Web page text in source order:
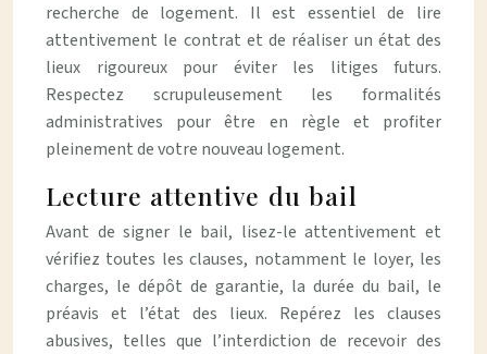
recherche de logement. Il est essentiel de lire
attentivement le contrat et de réaliser un état des
lieux rigoureux pour éviter les litiges futurs.
Respectez scrupuleusement les formalités
administratives pour être en règle et profiter
pleinement de votre nouveau logement.
Lecture attentive du bail
Avant de signer le bail, lisez-le attentivement et
vérifiez toutes les clauses, notamment le loyer, les
charges, le dépôt de garantie, la durée du bail, le
préavis et l’état des lieux. Repérez les clauses
abusives, telles que l’interdiction de recevoir des